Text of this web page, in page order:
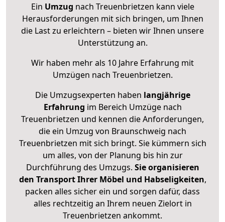
Ein Umzug nach Treuenbrietzen kann viele
Herausforderungen mit sich bringen, um Ihnen
die Last zu erleichtern – bieten wir Ihnen unsere
Unterstützung an.
Wir haben mehr als 10 Jahre Erfahrung mit
Umzügen nach Treuenbrietzen.
Die Umzugsexperten haben langjährige
Erfahrung im Bereich Umzüge nach
Treuenbrietzen und kennen die Anforderungen,
die ein Umzug von Braunschweig nach
Treuenbrietzen mit sich bringt. Sie kümmern sich
um alles, von der Planung bis hin zur
Durchführung des Umzugs. Sie organisieren
den Transport Ihrer Möbel und Habseligkeiten,
packen alles sicher ein und sorgen dafür, dass
alles rechtzeitig an Ihrem neuen Zielort in
Treuenbrietzen ankommt.